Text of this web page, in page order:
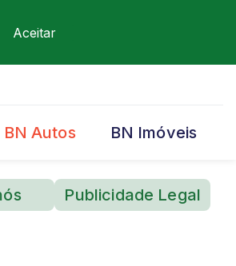
Aceitar
BN Autos BN Imóveis
Publicidade Legal